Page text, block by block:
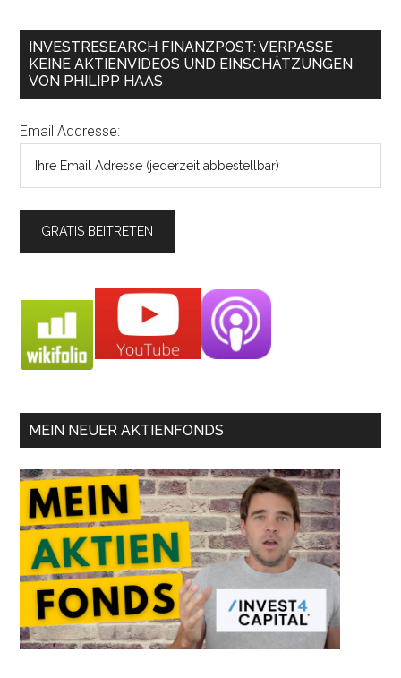
INVESTRESEARCH FINANZPOST: VERPASSE
KEINE AKTIENVIDEOS UND EINSCHÄTZUNGEN
VON PHILIPP HAAS
Email Addresse:
MEIN NEUER AKTIENFONDS